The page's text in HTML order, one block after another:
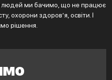
людей ми бачимо, що не працює
охорони здоров’я, освіти. І
рішення.